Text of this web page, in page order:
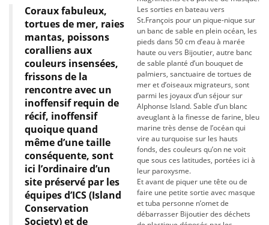
Coraux fabuleux,
tortues de mer, raies
mantas, poissons
coralliens aux
couleurs insensées,
frissons de la
rencontre avec un
inoffensif requin de
récif, inoffensif
quoique quand
même d’une taille
conséquente, sont
ici l’ordinaire d’un
site préservé par les
équipes d’ICS (Island
Conservation
Society) et de
Les sorties en bateau vers
St.François pour un pique-nique sur
un banc de sable en plein océan, les
pieds dans 50 cm d’eau à marée
haute ou vers Bijoutier, autre banc
de sable planté d’un bouquet de
palmiers, sanctuaire de tortues de
mer et d’oiseaux migrateurs, sont
parmi les joyaux d’un séjour sur
Alphonse Island. Sable d’un blanc
aveuglant à la finesse de farine, bleu
marine très dense de l’océan qui
vire au turquoise sur les hauts
fonds, des couleurs qu’on ne voit
que sous ces latitudes, portées ici à
leur paroxysme.
Et avant de piquer une tête ou de
faire une petite sortie avec masque
et tuba personne n’omet de
débarrasser Bijoutier des déchets